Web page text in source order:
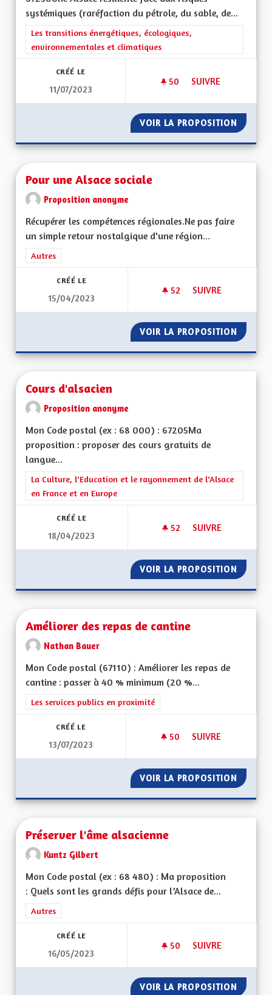
systémiques (raréfaction du pétrole, du sable, de...
Filtrer les résultats de la catégorie : Les transitions
Les transitions énergétiques, écologiques,
environnementales et climatiques
CRÉÉ LE
11/07/2023
50 50 ABONNÉS
SUIVRE
VOIR LA PROPOSITION UNE
Pour une Alsace sociale
Proposition anonyme
Récupérer les compétences régionales.Ne pas faire
un simple retour nostalgique d'une région...
Filtrer les résultats de la catégorie : Autres
Autres
CRÉÉ LE
15/04/2023
52 52 ABONNÉS
SUIVRE
VOIR LA PROPOSITION POUR
Cours d'alsacien
Proposition anonyme
Mon Code postal (ex : 68 000) : 67205Ma
proposition : proposer des cours gratuits de
langue...
Filtrer les résultats de la catégorie : La Culture, l'Education et
La Culture, l'Education et le rayonnement de l'Alsace
en France et en Europe
CRÉÉ LE
18/04/2023
52 52 ABONNÉS
SUIVRE
VOIR LA PROPOSITION
Améliorer des repas de cantine
Nathan Bauer
Mon Code postal (67110) : Améliorer les repas de
cantine : passer à 40 % minimum (20 %...
Filtrer les résultats de la catégorie : Les services publics en
Les services publics en proximité
CRÉÉ LE
13/07/2023
50 50 ABONNÉS
SUIVRE
VOIR LA PROPOSITION
Préserver l'âme alsacienne
Kuntz Gilbert
Mon Code postal (ex : 68 480) : Ma proposition
: Quels sont les grands défis pour l’Alsace de...
Filtrer les résultats de la catégorie : Autres
Autres
CRÉÉ LE
16/05/2023
50 50 ABONNÉS
SUIVRE
VOIR LA PROPOSITION